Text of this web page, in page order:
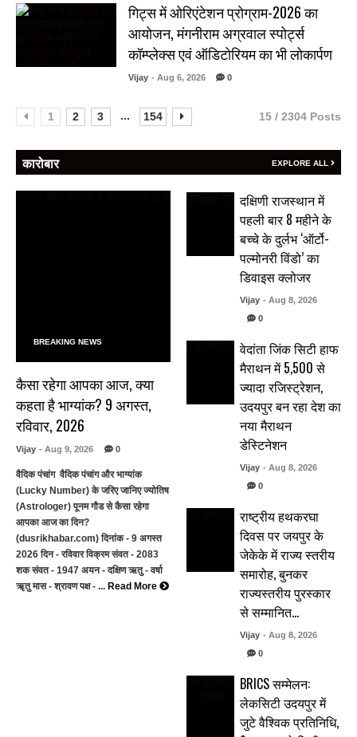
गिट्स में ओरिएंटेशन प्रोग्राम-2026 का
आयोजन, मंगनीराम अग्रवाल स्पोर्ट्स
कॉम्प्लेक्स एवं ऑडिटोरियम का भी लोकार्पण
Vijay - Aug 6, 2026 0
1 2 3 ... 154 15 / 2304 Posts
कारोबार EXPLORE ALL
BREAKING NEWS
कैसा रहेगा आपका आज, क्या
कहता है भाग्यांक? 9 अगस्त,
रविवार, 2026
Vijay - Aug 9, 2026 0
वैदिक पंचांग वैदिक पंचांग और भाग्यांक
(Lucky Number) के जरिए जानिए ज्योतिष
(Astrologer) पूनम गौड से कैसा रहेगा
आपका आज का दिन?
(dusrikhabar.com) दिनांक - 9 अगस्त
2026 दिन - रविवार विक्रम संवत - 2083
शक संवत - 1947 अयन - दक्षिण ऋतु - वर्षा
ॠतु मास - श्रावण पक्ष - ... Read More
दक्षिणी राजस्थान में
पहली बार 8 महीने के
बच्चे के दुर्लभ ‘ऑर्टो-
पल्मोनरी विंडो’ का
डिवाइस क्लोजर
Vijay - Aug 8, 2026
0
वेदांता जिंक सिटी हाफ
मैराथन में 5,500 से
ज्यादा रजिस्ट्रेशन,
उदयपुर बन रहा देश का
नया मैराथन
डेस्टिनेशन
Vijay - Aug 8, 2026
0
राष्ट्रीय हथकरघा
दिवस पर जयपुर के
जेकेके में राज्य स्तरीय
समारोह, बुनकर
राज्यस्तरीय पुरस्कार
से सम्मानित…
Vijay - Aug 8, 2026
0
BRICS सम्मेलन:
लेकसिटी उदयपुर में
जुटे वैश्विक प्रतिनिधि,